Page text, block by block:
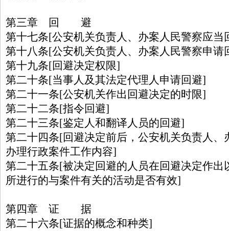
第三章 回 避
第十七条[公安机关负责人、办案人民警察应当
第十八条[公安机关负责人、办案人民警察申请
第十九条[回避决定权限]
第二十条[当事人及其法定代理人申请回避]
第二十一条[公安机关作出回避决定的时限]
第二十二条[指令回避]
第二十三条[鉴定人和翻译人员的回避]
第二十四条[回避决定前后，公安机关负责人、
办理行政案件工作内容]
第二十五条[被决定回避的人员在回避决定作出
所进行的与案件有关的活动是否有效]
第四章 证 据
第二十六条[证据的概念和种类]